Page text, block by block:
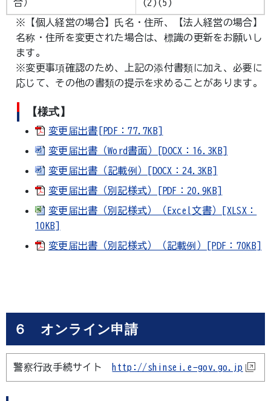
合）
(2)(5)
※【個人経営の場合】氏名・住所、【法人経営の場合】
名称・住所を変更された場合は、標識の更新をお願いし
ます。
※変更事項確認のため、上記の添付書類に加え、必要に
応じて、その他の書類の提示を求めることがあります。
【様式】
変更届出書[PDF：77.7KB]
変更届出書（Word書面）[DOCX：16.3KB]
変更届出書（記載例）[DOCX：24.3KB]
変更届出書（別記様式）[PDF：20.9KB]
変更届出書（別記様式）（Excel文書）[XLSX：
10KB]
変更届出書（別記様式）（記載例）[PDF：70KB]
６ オンライン申請
警察行政手続サイト http://shinsei.e-gov.go.jp